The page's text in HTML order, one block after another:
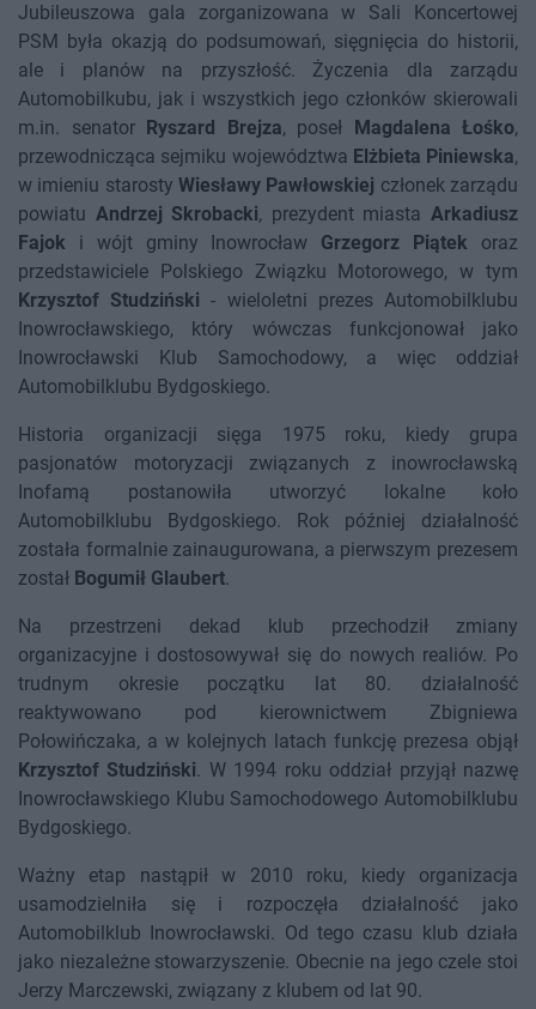
Jubileuszowa gala zorganizowana w Sali Koncertowej
PSM była okazją do podsumowań, sięgnięcia do historii,
ale i planów na przyszłość. Życzenia dla zarządu
Automobilkubu, jak i wszystkich jego członków skierowali
m.in. senator
Ryszard Brejza, poseł Magdalena Łośko,
przewodnicząca sejmiku województwa Elżbieta Piniewska,
w imieniu starosty Wiesławy Pawłowskiej członek zarządu
powiatu Andrzej Skrobacki, prezydent miastaArkadiusz
Fajok i wójt gminy Inowrocław Grzegorz Piątek oraz
przedstawiciele Polskiego Związku Motorowego, w tym
Krzysztof Studziński - wieloletni prezes Automobilklubu
Inowrocławskiego, który wówczas funkcjonował jako
Inowrocławski Klub Samochodowy, a więc oddział
Automobilklubu Bydgoskiego.
Historia organizacji sięga 1975 roku, kiedy grupa
pasjonatów motoryzacji związanych z inowrocławską
Inofamą postanowiła utworzyć lokalne koło
Automobilklubu Bydgoskiego. Rok później działalność
została formalnie zainaugurowana, a pierwszym prezesem
został Bogumił Glaubert.
Na przestrzeni dekad klub przechodził zmiany
organizacyjne i dostosowywał się do nowych realiów. Po
trudnym okresie początku lat 80. działalność
reaktywowano pod kierownictwem Zbigniewa
Połowińczaka, a w kolejnych latach funkcję prezesa objął
Krzysztof Studziński. W 1994 roku oddział przyjął nazwę
Inowrocławskiego Klubu Samochodowego Automobilklubu
Bydgoskiego.
Ważny etap nastąpił w 2010 roku, kiedy organizacja
usamodzielniła się i rozpoczęła działalność jako
Automobilklub Inowrocławski. Od tego czasu klub działa
jako niezależne stowarzyszenie. Obecnie na jego czele stoi
Jerzy Marczewski, związany z klubem od lat 90.